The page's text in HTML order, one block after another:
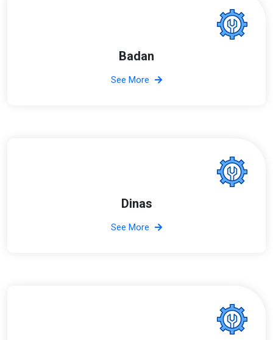
Badan
See More
Dinas
See More